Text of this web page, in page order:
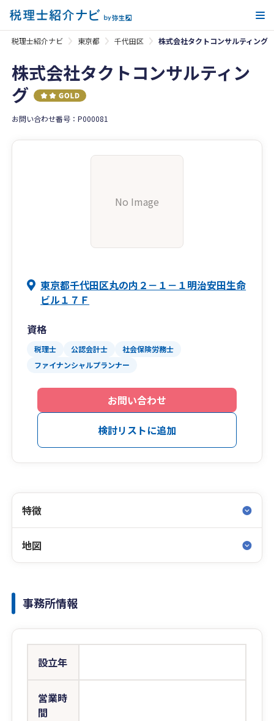
税理士紹介ナビ 東京都 千代田区 株式会社タクトコンサルティング
株式会社タクトコンサルティン
グ
お問い合わせ番号：P000081
No Image
東京都千代田区丸の内２－１－１明治安田生命
ビル１７Ｆ
資格
税理士 公認会計士
社会保険労務士
ファイナンシャルプランナー
お問い合わせ
検討リストに追加
特徴
地図
事務所情報
設立年
営業時
間